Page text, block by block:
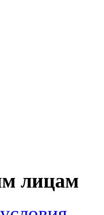
лицам